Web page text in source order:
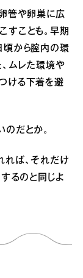
管や卵巣に広
すことも。早期
頃から腟内の環
ムレた環境や
ける下着を避
だとか。
れば、それだけ
るのと同じよ